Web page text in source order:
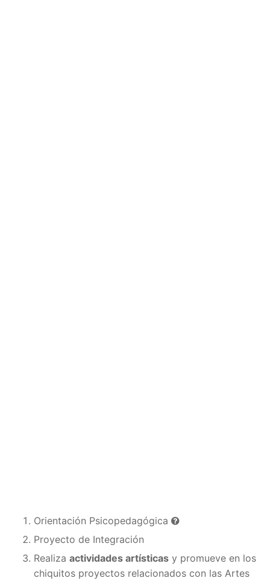
Orientación Psicopedagógica
Proyecto de Integración
Realiza actividades artísticas y promueve en los
chiquitos proyectos relacionados con las Artes